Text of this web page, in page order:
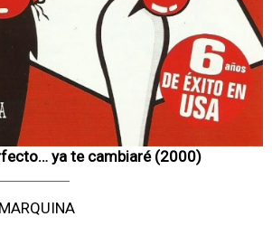
ya te cambiaré (2000)